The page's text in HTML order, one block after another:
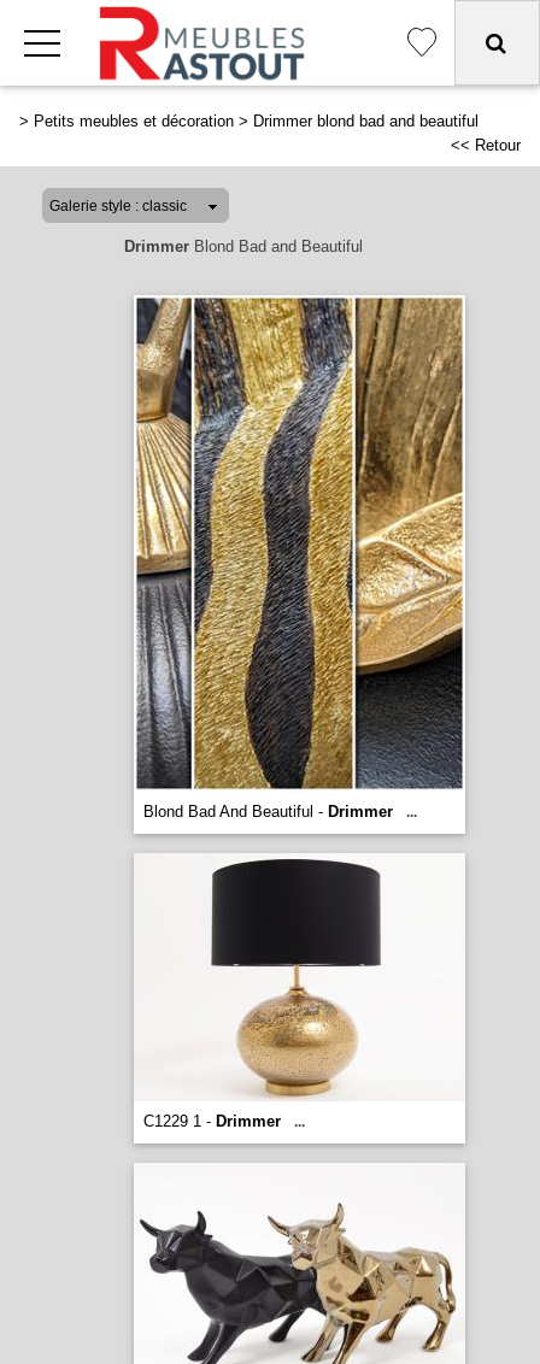
> Petits meubles et décoration > Drimmer blond bad and beautiful
<< Retour
DrimmerBlond Bad and Beautiful
Blond Bad And Beautiful - Drimmer ...
C1229 1 - Drimmer ...